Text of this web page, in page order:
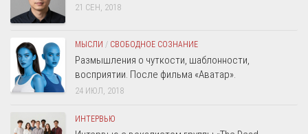
21 СЕН, 2018
МЫСЛИ / СВОБОДНОЕ СОЗНАНИЕ
Размышления о чуткости, шаблонности,
восприятии. После фильма «Аватар».
24 ИЮЛ, 2018
ИНТЕРВЬЮ